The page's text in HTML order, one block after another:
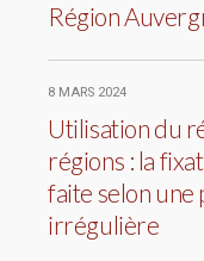
Région
8 MARS 2024
Utilisation du
régions : la
faite selon
irrégulière